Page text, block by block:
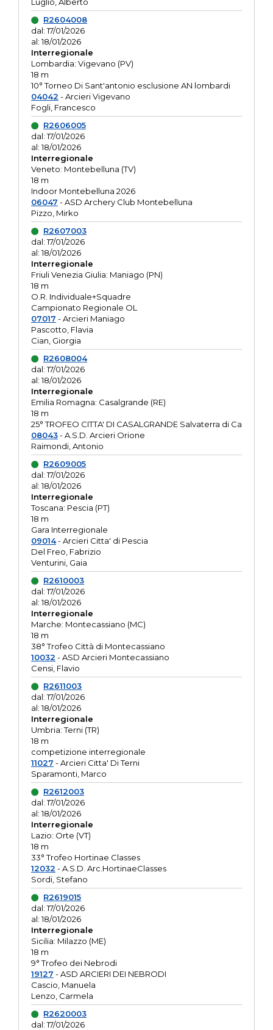
R2604008
dal: 17/01/2026
al: 18/01/2026
Interregionale
Lombardia: Vigevano (PV)
18 m
10° Torneo Di Sant'antonio esclusione AN lombardi
04042 - Arcieri Vigevano
Fogli, Francesco
R2606005
dal: 17/01/2026
al: 18/01/2026
Interregionale
Veneto: Montebelluna (TV)
18 m
Indoor Montebelluna 2026
06047 - ASD Archery Club Montebelluna
Pizzo, Mirko
R2607003
dal: 17/01/2026
al: 18/01/2026
Interregionale
Friuli Venezia Giulia: Maniago (PN)
18 m
O.R. Individuale+Squadre
Campionato Regionale OL
07017 - Arcieri Maniago
Pascotto, Flavia
Cian, Giorgia
R2608004
dal: 17/01/2026
al: 18/01/2026
Interregionale
Emilia Romagna: Casalgrande (RE)
18 m
25° TROFEO CITTA' DI CASALGRANDE Salvaterra di Ca
08043- A.S.D. Arcieri Orione
Raimondi, Antonio
R2609005
dal: 17/01/2026
al: 18/01/2026
Interregionale
Toscana: Pescia (PT)
18 m
Gara Interregionale
09014- Arcieri Citta' di Pescia
Del Freo, Fabrizio
Venturini, Gaia
R2610003
dal: 17/01/2026
al: 18/01/2026
Interregionale
Marche: Montecassiano (MC)
18 m
38° Trofeo Città di Montecassiano
10032 - ASD Arcieri Montecassiano
Censi, Flavio
R2611003
dal: 17/01/2026
al: 18/01/2026
Interregionale
Umbria: Terni (TR)
18 m
competizione interregionale
11027 - Arcieri Citta' Di Terni
Sparamonti, Marco
R2612003
dal: 17/01/2026
al: 18/01/2026
Interregionale
Lazio: Orte (VT)
18 m
33° Trofeo Hortinae Classes
12032 - A.S.D. Arc.HortinaeClasses
Sordi, Stefano
R2619015
dal: 17/01/2026
al: 18/01/2026
Interregionale
Sicilia: Milazzo (ME)
18 m
9° Trofeo dei Nebrodi
19127 - ASD ARCIERI DEI NEBRODI
Cascio, Manuela
Lenzo, Carmela
R2620003
dal: 17/01/2026